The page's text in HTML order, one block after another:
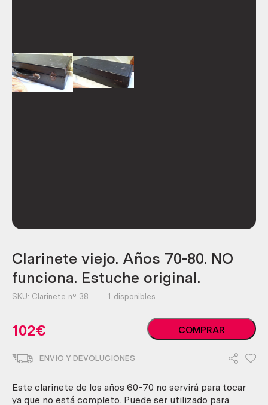
Clarinete viejo. Años 70-80. NO
funciona. Estuche original.
SKU: Clarinete nº 38 1 disponibles
102€
Clarinete
viejo.
NO
funciona.
COMPRAR
ENVIO Y DEVOLUCIONES
Este clarinete de los años 60-70 no servirá para tocar
ya que no está completo. Puede ser utilizado para